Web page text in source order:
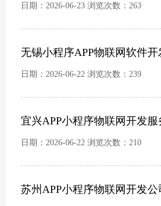
字化的硬核力量
日期：2026-06-23 浏览次数：263
无锡小程序APP物联网软件
的深层解构：功能复杂度、技
后成本分析
日期：2026-06-22 浏览次数：239
宜兴APP小程序物联网开发
务：市场生态、定价逻辑与评
日期：2026-06-22 浏览次数：210
苏州APP小程序物联网开发公